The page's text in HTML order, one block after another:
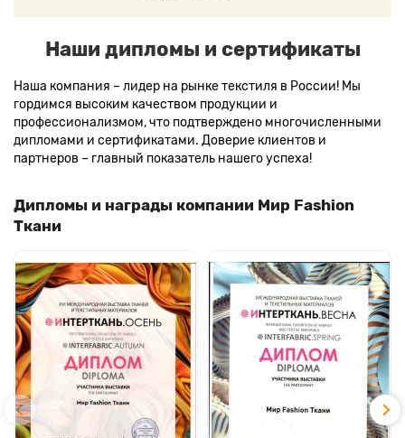
Наши дипломы и сертификаты
Наша компания – лидер на рынке текстиля в России! Мы
гордимся высоким качеством продукции и
профессионализмом, что подтверждено многочисленными
дипломами и сертификатами. Доверие клиентов и
партнеров – главный показатель нашего успеха!
Дипломы и награды компании Мир Fashion
Ткани